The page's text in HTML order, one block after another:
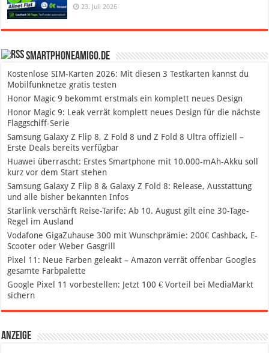
23. Juli 2026
SmartphoneAmigo.de
Kostenlose SIM-Karten 2026: Mit diesen 3 Testkarten kannst du
Mobilfunknetze gratis testen
Honor Magic 9 bekommt erstmals ein komplett neues Design
Honor Magic 9: Leak verrät komplett neues Design für die nächste
Flaggschiff-Serie
Samsung Galaxy Z Flip 8, Z Fold 8 und Z Fold 8 Ultra offiziell –
Erste Deals bereits verfügbar
Huawei überrascht: Erstes Smartphone mit 10.000-mAh-Akku soll
kurz vor dem Start stehen
Samsung Galaxy Z Flip 8 & Galaxy Z Fold 8: Release, Ausstattung
und alle bisher bekannten Infos
Starlink verschärft Reise-Tarife: Ab 10. August gilt eine 30-Tage-
Regel im Ausland
Vodafone GigaZuhause 300 mit Wunschprämie: 200€ Cashback, E-
Scooter oder Weber Gasgrill
Pixel 11: Neue Farben geleakt – Amazon verrät offenbar Googles
gesamte Farbpalette
Google Pixel 11 vorbestellen: Jetzt 100 € Vorteil bei MediaMarkt
sichern
Anzeige